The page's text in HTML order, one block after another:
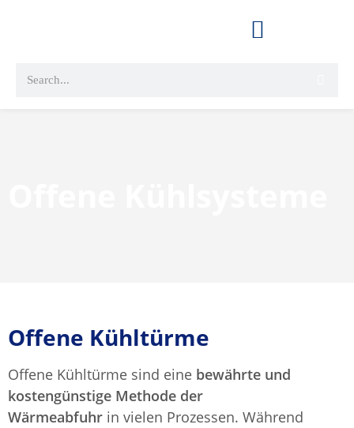
Offene Kühltürme
Offene Kühltürme sind eine bewährte und
kostengünstige Methode der
Wärmeabfuhr in vielen Prozessen. Während